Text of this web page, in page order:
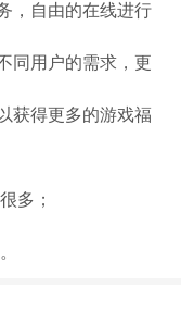
，自由的在线进行
同用户的需求，更
获得更多的游戏福
多；